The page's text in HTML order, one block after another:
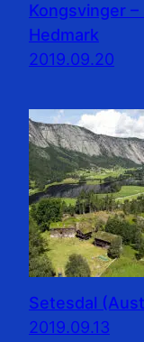
Kongsvinger
Hedmark
2019.09.20
Setesdal
2019.09.13